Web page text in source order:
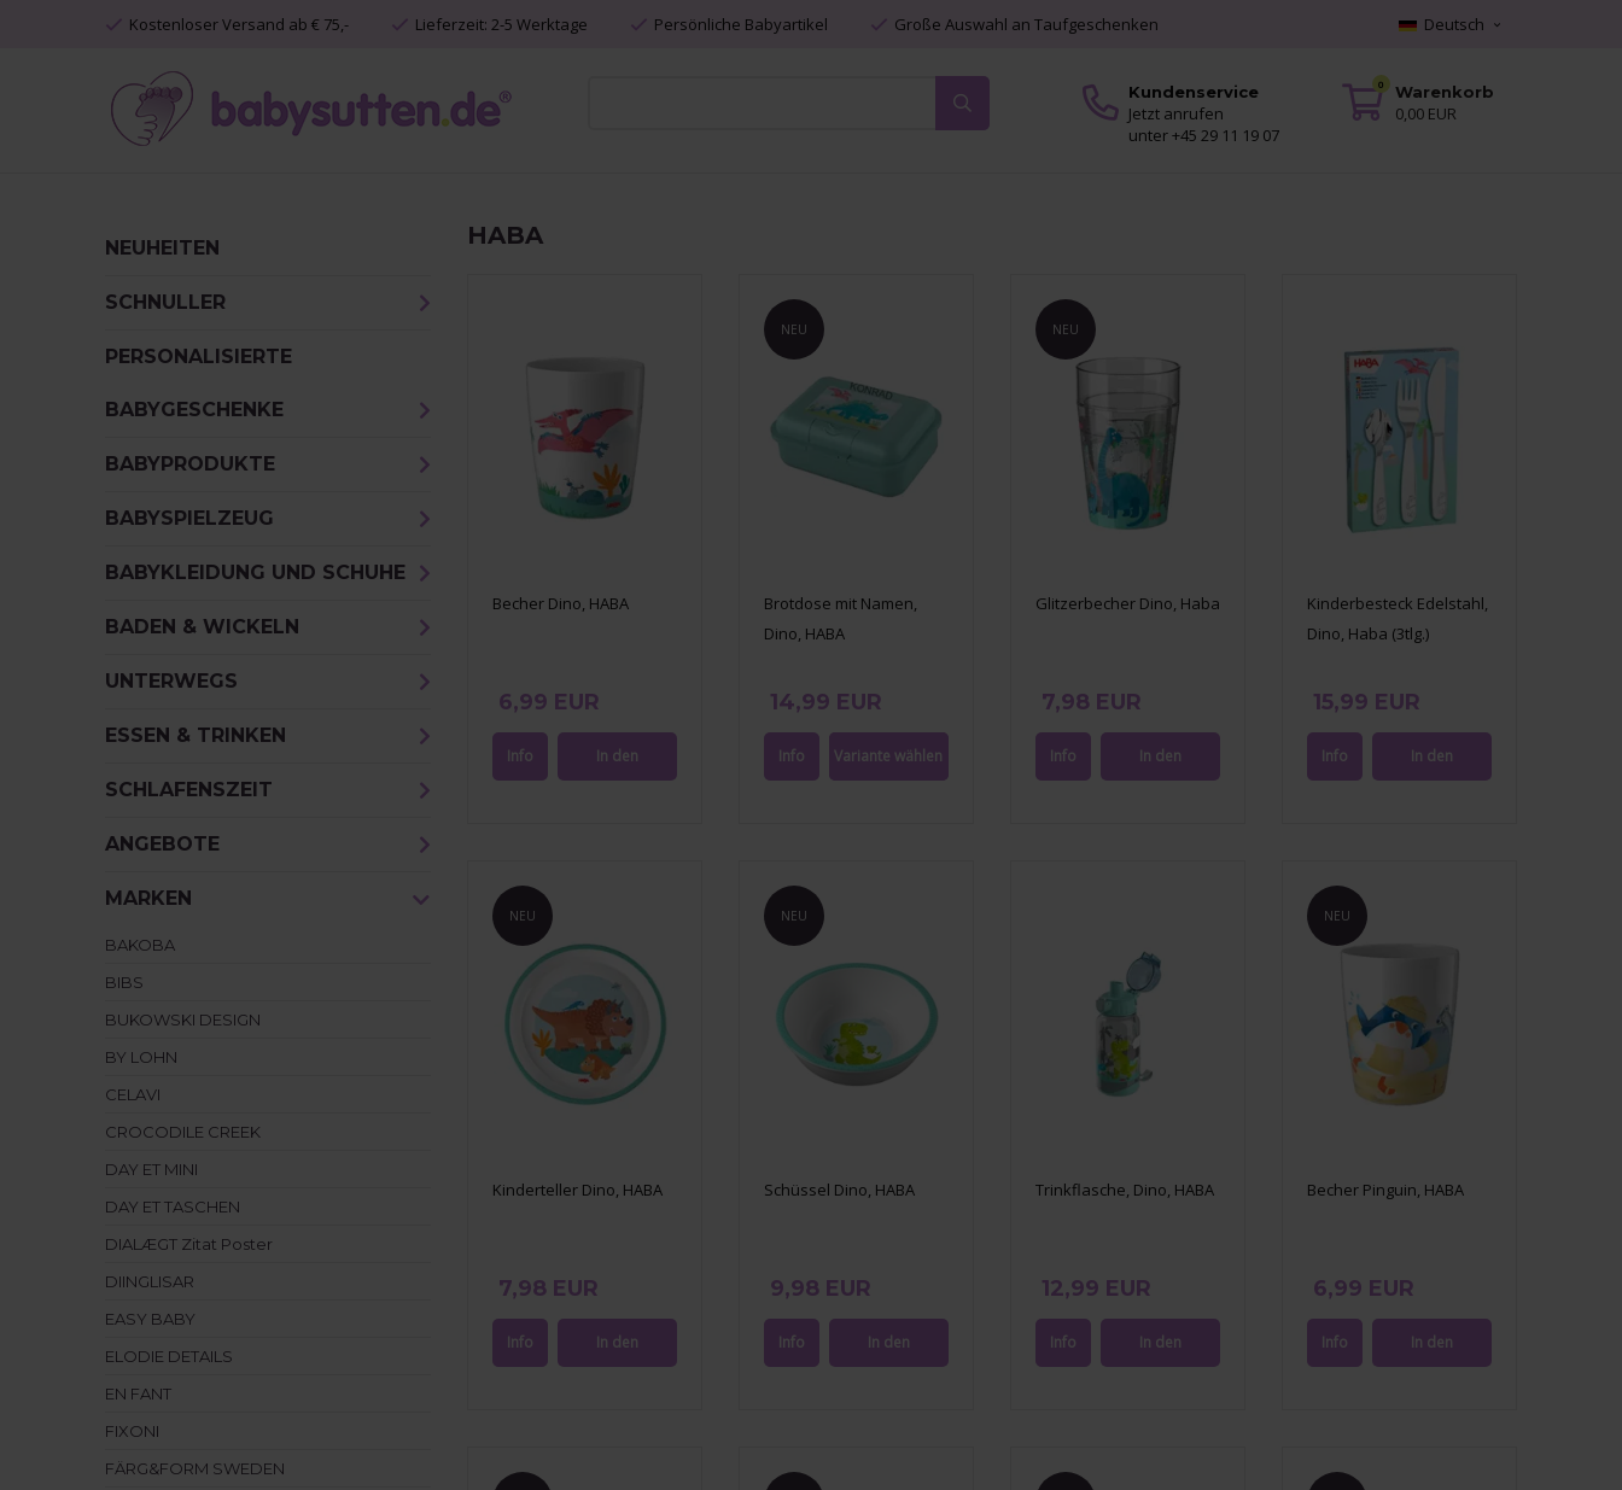
Kostenloser Versand ab € 75,- Lieferzeit: 2-5 Werktage Persönliche Babyartikel Große Auswahl an Taufgeschenken Deutsch
Kundenservice
Jetzt anrufen
unter +45 29 11 19 07
Warenkorb
0,00 EUR
0
NEUHEITEN
SCHNULLER
PERSONALISIERTE
BABYGESCHENKE
BABYPRODUKTE
BABYSPIELZEUG
BABYKLEIDUNG UND SCHUHE
BADEN & WICKELN
UNTERWEGS
ESSEN & TRINKEN
SCHLAFENSZEIT
ANGEBOTE
MARKEN
BAKOBA
BIBS
BUKOWSKI DESIGN
BY LOHN
CELAVI
CROCODILE CREEK
DAY ET MINI
DAY ET TASCHEN
DIALÆGT Zitat Poster
DIINGLISAR
EASY BABY
ELODIE DETAILS
EN FANT
FIXONI
FÄRG&FORM SWEDEN
HABA
Becher Dino, HABA
6,99 EUR
NEU
Brotdose mit Namen,
Dino, HABA
14,99 EUR
NEU
Glitzerbecher Dino, Haba
7,98 EUR
Kinderbesteck Edelstahl,
Dino, Haba (3tlg.)
15,99 EUR
NEU
Kinderteller Dino, HABA
7,98 EUR
NEU
Schüssel Dino, HABA
9,98 EUR
Trinkflasche, Dino, HABA
12,99 EUR
NEU
Becher Pinguin, HABA
6,99 EUR